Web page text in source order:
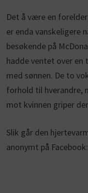
Det å være en
er enda vanskeligere
besøkende på
hadde ventet over en
med sønnen. De to
forhold til hverandre,
mot kvinnen griper
Slik går den
anonymt på Facebook: